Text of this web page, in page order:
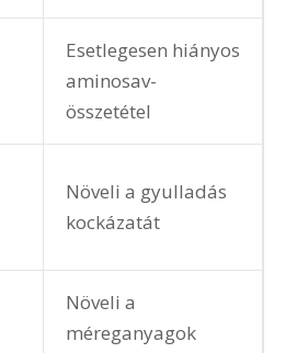
Esetlegesen hiányos
aminosav-
összetétel
Növeli a gyulladás
kockázatát
Növeli a
méreganyagok